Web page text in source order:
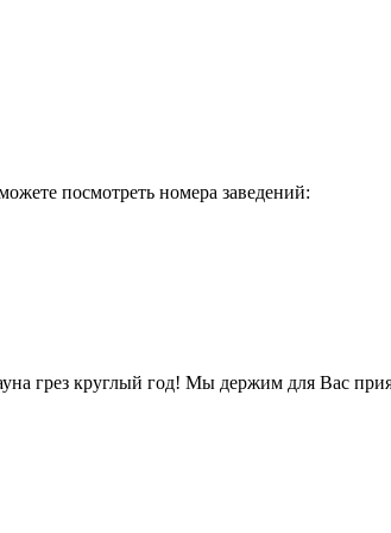
посмотреть номера заведений:
грез круглый год! Мы держим для Вас